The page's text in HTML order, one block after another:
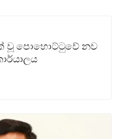
වූ පොහොට්ටුවේ නව